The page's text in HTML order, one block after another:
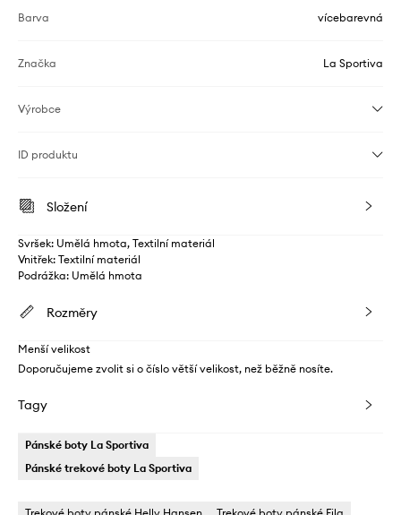
Barva vícebarevná
Značka La Sportiva
Výrobce
ID produktu
Složení
Svršek: Umělá hmota, Textilní materiál
Vnitřek: Textilní materiál
Podrážka: Umělá hmota
Rozměry
Menší velikost
Doporučujeme zvolit si o číslo větší velikost, než běžně nosíte.
Tagy
Pánské boty La Sportiva
Pánské trekové boty La Sportiva